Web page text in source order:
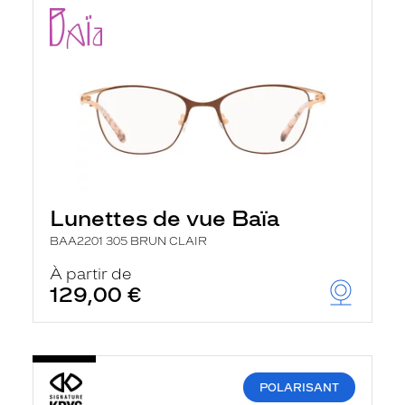
Lunettes de vue Baïa
BAA2201 305 BRUN CLAIR
À partir de
129,00 €
POLARISANT